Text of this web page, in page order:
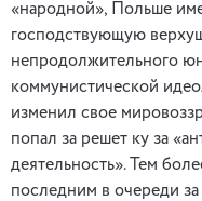
«народной», Польше
господствующую
непродолжительного
коммунистической
изменил свое
попал за решет ку за
деятельность». Тем
последним в очереди